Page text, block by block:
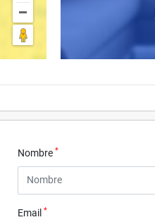
Nombre*
Email*